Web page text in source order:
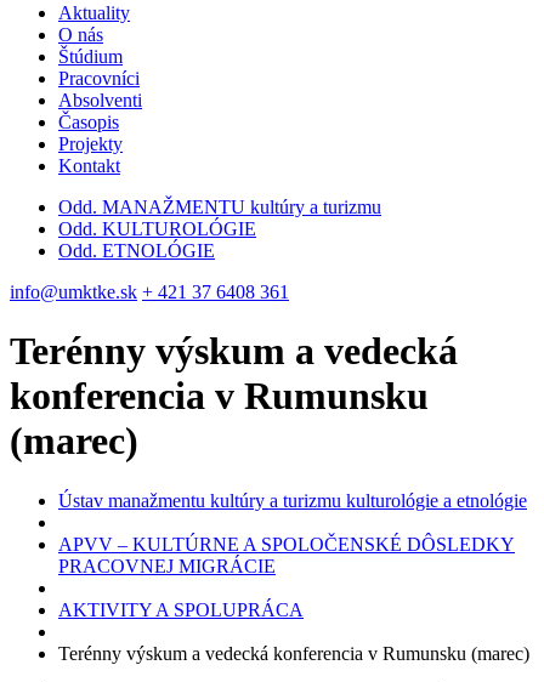
Aktuality
O nás
Štúdium
Pracovníci
Absolventi
Časopis
Projekty
Kontakt
Odd. MANAŽMENTU kultúry a turizmu
Odd. KULTUROLÓGIE
Odd. ETNOLÓGIE
info@umktke.sk + 421 37 6408 361
Terénny výskum a vedecká
konferencia v Rumunsku
(marec)
Ústav manažmentu kultúry a turizmu kulturológie a etnológie
APVV – KULTÚRNE A SPOLOČENSKÉ DÔSLEDKY
PRACOVNEJ MIGRÁCIE
AKTIVITY A SPOLUPRÁCA
Terénny výskum a vedecká konferencia v Rumunsku (marec)